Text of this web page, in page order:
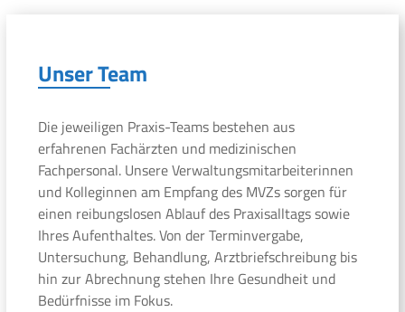
Unser Team
Die jeweiligen Praxis-Teams bestehen aus
erfahrenen Fachärzten und medizinischen
Fachpersonal. Unsere Verwaltungsmitarbeiterinnen
und Kolleginnen am Empfang des MVZs sorgen für
einen reibungslosen Ablauf des Praxisalltags sowie
Ihres Aufenthaltes. Von der Terminvergabe,
Untersuchung, Behandlung, Arztbriefschreibung bis
hin zur Abrechnung stehen Ihre Gesundheit und
Bedürfnisse im Fokus.